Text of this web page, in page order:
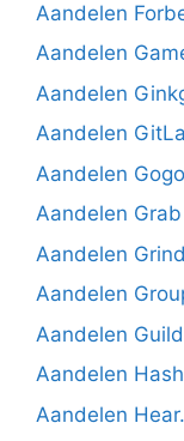
Aandelen
Aandelen
Aandelen
Aandelen
Aandelen
Aandelen
Aandelen
Aandelen
Aandelen
Aandelen
Aandelen